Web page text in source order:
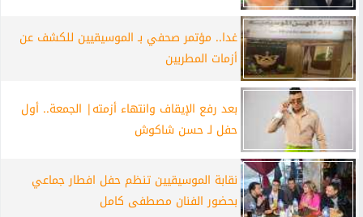
غدا.. مؤتمر صحفي بـ الموسيقيين للكشف عن
أزمات المطربين
بعد رفع الإيقاف وانتهاء أزمته| الجمعة.. أول
حفل لـ حسن شاكوش
نقابة الموسيقيين تنظم حفل افطار جماعي
بحضور الفنان مصطفى كامل